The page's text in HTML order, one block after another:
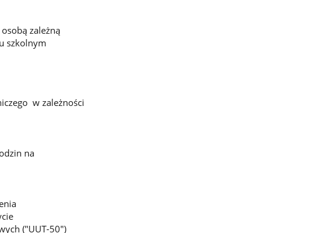
zależną
szkolnym
w zależności
na
("UUT-50")